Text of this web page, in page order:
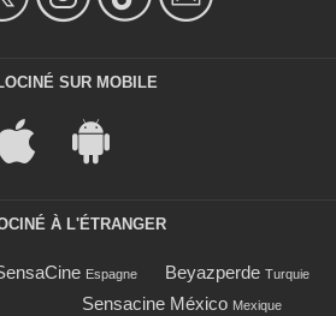
SUR MOBILE
À L'ÉTRANGER
Espagne Beyazperde Turquie
Sensacine México Mexique